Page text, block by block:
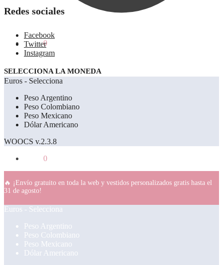
0.00€ 0
Redes sociales
Facebook
Twitter
Instagram
SELECCIONA LA MONEDA
Euros - Selecciona
Peso Argentino
Peso Colombiano
Peso Mexicano
Dólar Americano
WOOCS v.2.3.8
0
🔥 ¡Envío gratuito en toda la web y vestidos personalizados gratis hasta el
31 de agosto!
Euros - Selecciona
Peso Argentino
Peso Colombiano
Peso Mexicano
Dólar Americano